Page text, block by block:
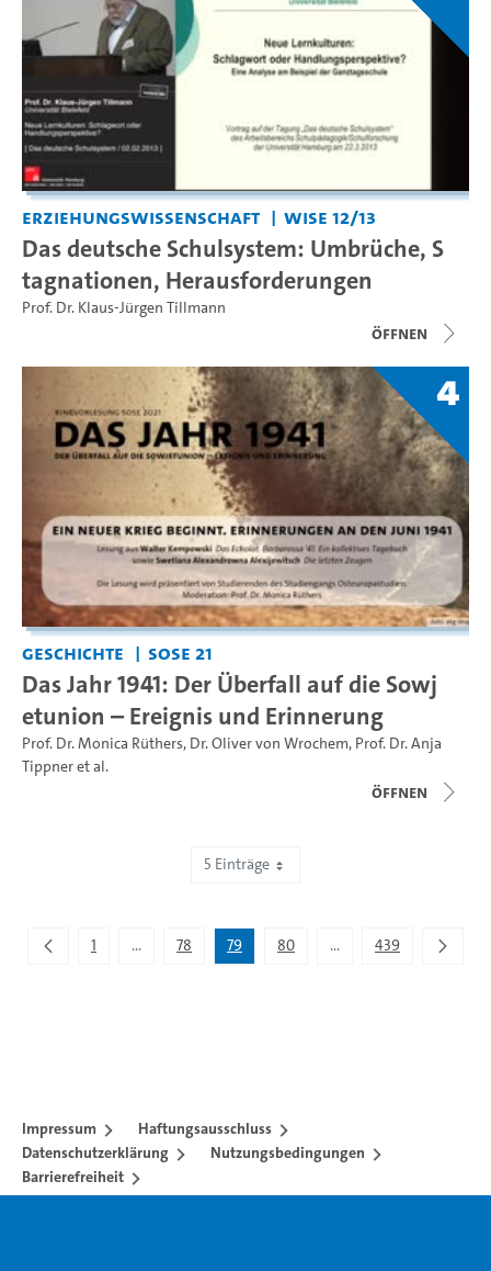
Erziehungswissenschaft WiSe 12/13
Das deutsche Schulsystem: Umbrüche, S
tagnationen, Herausforderungen
Prof. Dr. Klaus-Jürgen Tillmann
Öffnen
4
Geschichte SoSe 21
Das Jahr 1941: Der Überfall auf die Sowj
etunion – Ereignis und Erinnerung
Prof. Dr. Monica Rüthers, Dr. Oliver von Wrochem, Prof. Dr. Anja
Tippneret al.
Öffnen
5 Einträge
1 ...Zwischenseiten Navigieren mit TAB-Taste.
78 79 80 ...Zwischenseiten
439
Impressum
Haftungsausschluss
Datenschutzerklärung
Nutzungsbedingungen
Barrierefreiheit